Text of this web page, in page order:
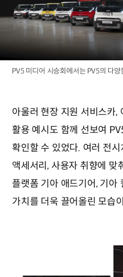
PV5 미디어 시승회에서는 PV5의 다
아울러 현장 지원 서비스카,
활용 예시도 함께 선보여
확인할 수 있었다. 여러 전
액세서리, 사용자 취향에 맞
플랫폼 기아 애드기어, 기아
가치를 더욱 끌어올린 모습